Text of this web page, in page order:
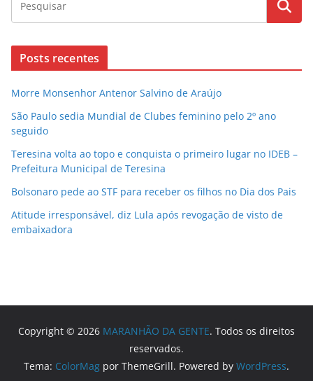
Posts recentes
Morre Monsenhor Antenor Salvino de Araújo
São Paulo sedia Mundial de Clubes feminino pelo 2º ano
seguido
Teresina volta ao topo e conquista o primeiro lugar no IDEB –
Prefeitura Municipal de Teresina
Bolsonaro pede ao STF para receber os filhos no Dia dos Pais
Atitude irresponsável, diz Lula após revogação de visto de
embaixadora
Copyright © 2026 MARANHÃO DA GENTE. Todos os direitos
reservados.
Tema: ColorMag por ThemeGrill. Powered by WordPress.